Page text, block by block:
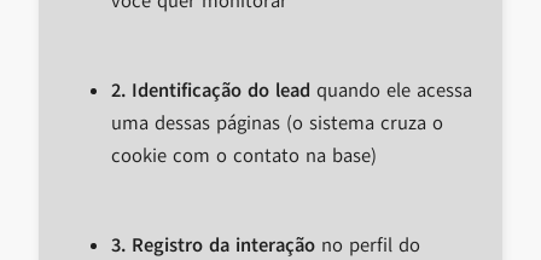
2. Identificação do lead quando ele acessa
uma dessas páginas (o sistema cruza o
cookie com o contato na base)
3. Registro da interação no perfil do